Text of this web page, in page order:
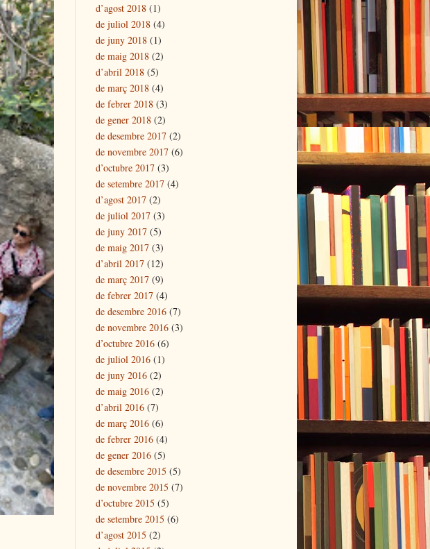
d’agost 2018 (1)
de juliol 2018 (4)
de juny 2018 (1)
de maig 2018 (2)
d’abril 2018 (5)
de març 2018 (4)
de febrer 2018 (3)
de gener 2018 (2)
de desembre 2017 (2)
de novembre 2017 (6)
d’octubre 2017 (3)
de setembre 2017 (4)
d’agost 2017 (2)
de juliol 2017 (3)
de juny 2017 (5)
de maig 2017 (3)
d’abril 2017 (12)
de març 2017 (9)
de febrer 2017 (4)
de desembre 2016 (7)
de novembre 2016 (3)
d’octubre 2016 (6)
de juliol 2016 (1)
de juny 2016 (2)
de maig 2016 (2)
d’abril 2016 (7)
de març 2016 (6)
de febrer 2016 (4)
de gener 2016 (5)
de desembre 2015 (5)
de novembre 2015 (7)
d’octubre 2015 (5)
de setembre 2015 (6)
d’agost 2015 (2)